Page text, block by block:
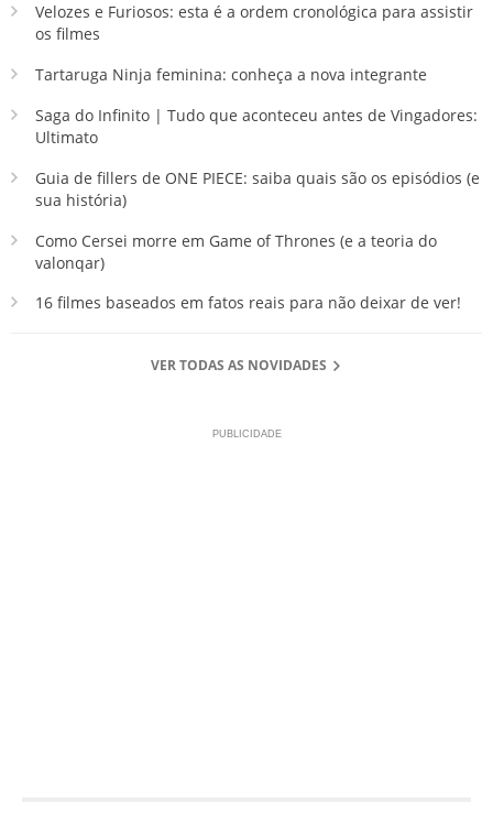
Velozes e Furiosos: esta é a ordem cronológica para assistir
os filmes
Tartaruga Ninja feminina: conheça a nova integrante
Saga do Infinito | Tudo que aconteceu antes de Vingadores:
Ultimato
Guia de fillers de ONE PIECE: saiba quais são os episódios (e
sua história)
Como Cersei morre em Game of Thrones (e a teoria do
valonqar)
16 filmes baseados em fatos reais para não deixar de ver!
VER TODAS AS NOVIDADES